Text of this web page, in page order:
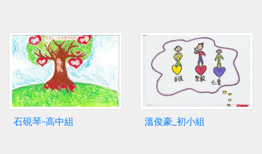
石硯琴-高中組 溫俊豪_初小組